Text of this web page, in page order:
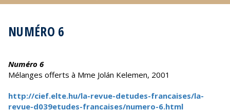
NUMÉRO 6
Numéro 6
Mélanges offerts à Mme Jolán Kelemen, 2001
http://cief.elte.hu/la-revue-detudes-francaises/la-
revue-d039etudes-francaises/numero-6.html